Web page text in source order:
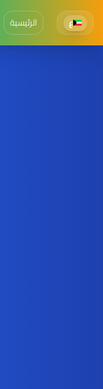
ع الرئيسية